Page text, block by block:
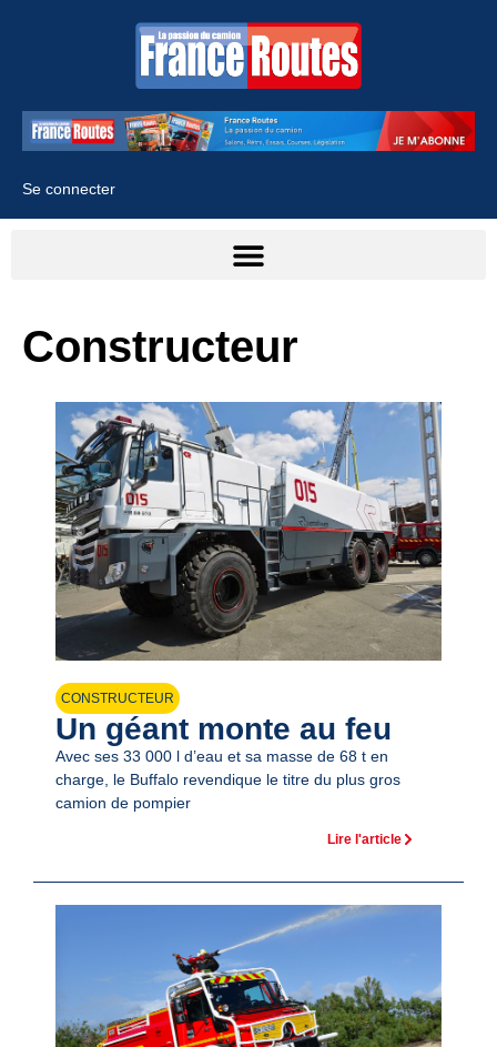
Se connecter
Constructeur
CONSTRUCTEUR
Un géant monte au feu
Avec ses 33 000 l d’eau et sa masse de 68 t en
charge, le Buffalo revendique le titre du plus gros
camion de pompier
Lire l'article